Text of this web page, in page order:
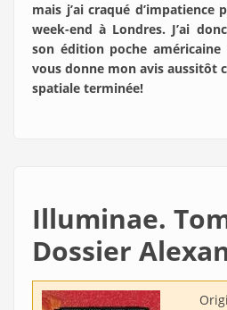
mais j’ai craqué
week-end à Londres. J’ai
son édition poche
vous donne mon avis aussitôt
spatiale terminée!
Illuminae.
Dossier